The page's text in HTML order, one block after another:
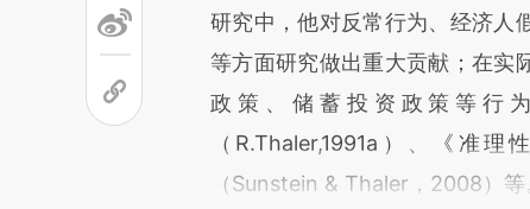
研究中，他对反常行为、经济人
等方面研究做出重大贡献；在实
政策、储蓄投资政策等行
（R.Thaler,1991a）、《准
（Sunstein & Thaler，2008）等